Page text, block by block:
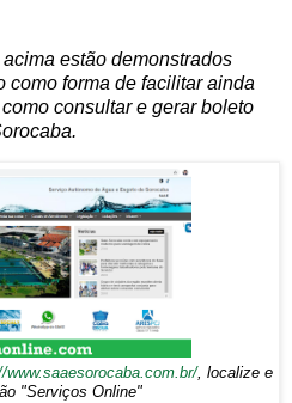
estão demonstrados
como forma de facilitar ainda
consultar e gerar boleto
www.saaesorocaba.com.br/, localize e
"Serviços Online"